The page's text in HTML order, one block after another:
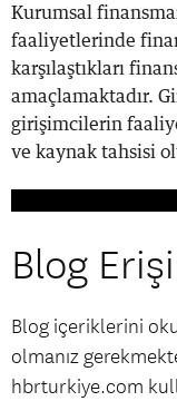
Kurumsal
faaliyetlerinde
karşılaştıkları
amaçlamaktadır.
girişimcilerin
ve kaynak tahsisi
Blog
Blog içeriklerini
olmanız
hbrturkiye.com